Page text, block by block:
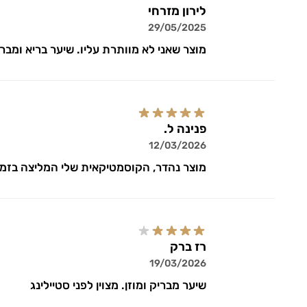
לירון מזרחי
29/05/2025
מוצר שאני לא מוותרת עליו. שיער בריא
פנינה ל.
12/03/2026
מוצר נהדר, הקוסמטיקאית שלי המליצה
רז ברק
19/03/2026
שיער מבריק ומוזן. מצוין לפני סטיילינג